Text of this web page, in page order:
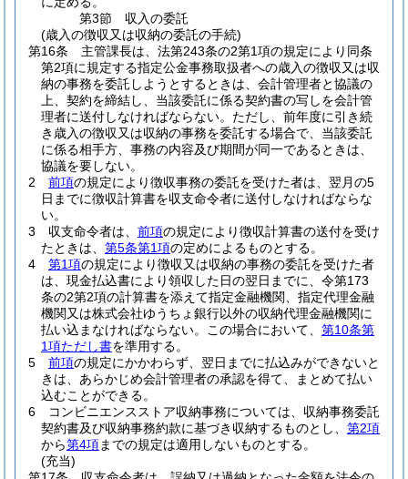
第3節
収入の委託
(歳入の徴収又は収納の委託の手続)
第16条
主管課長は、法第243条の2第1項の規定により同条
第2項に規定する指定公金事務取扱者への歳入の徴収又は収
納の事務を委託しようとするときは、会計管理者と協議の
上、契約を締結し、当該委託に係る契約書の写しを会計管
理者に送付しなければならない。 ただし、前年度に引き続
き歳入の徴収又は収納の事務を委託する場合で、当該委託
に係る相手方、事務の内容及び期間が同一であるときは、
協議を要しない。
2
前項の規定により徴収事務の委託を受けた者は、翌月の5
日までに徴収計算書を収支命令者に送付しなければならな
い。
3
収支命令者は、 前項の規定により徴収計算書の送付を受け
たときは、 第5条第1項の定めによるものとする。
4
第1項の規定により徴収又は収納の事務の委託を受けた者
は、現金払込書により領収した日の翌日までに、令第173
条の2第2項の計算書を添えて指定金融機関、指定代理金融
機関又は株式会社ゆうちょ銀行以外の収納代理金融機関に
払い込まなければならない。
この場合において、 第10条第
1項ただし書を準用する。
5
前項の規定にかかわらず、翌日までに払込みができないと
きは、あらかじめ会計管理者の承認を得て、まとめて払い
込むことができる。
6
コンビニエンスストア収納事務については、収納事務委託
契約書及び収納事務約款に基づき収納するものとし、 第2項
から第4項までの規定は適用しないものとする。
(充当)